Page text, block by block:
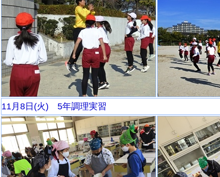
11月8日(火) 5年調理実習